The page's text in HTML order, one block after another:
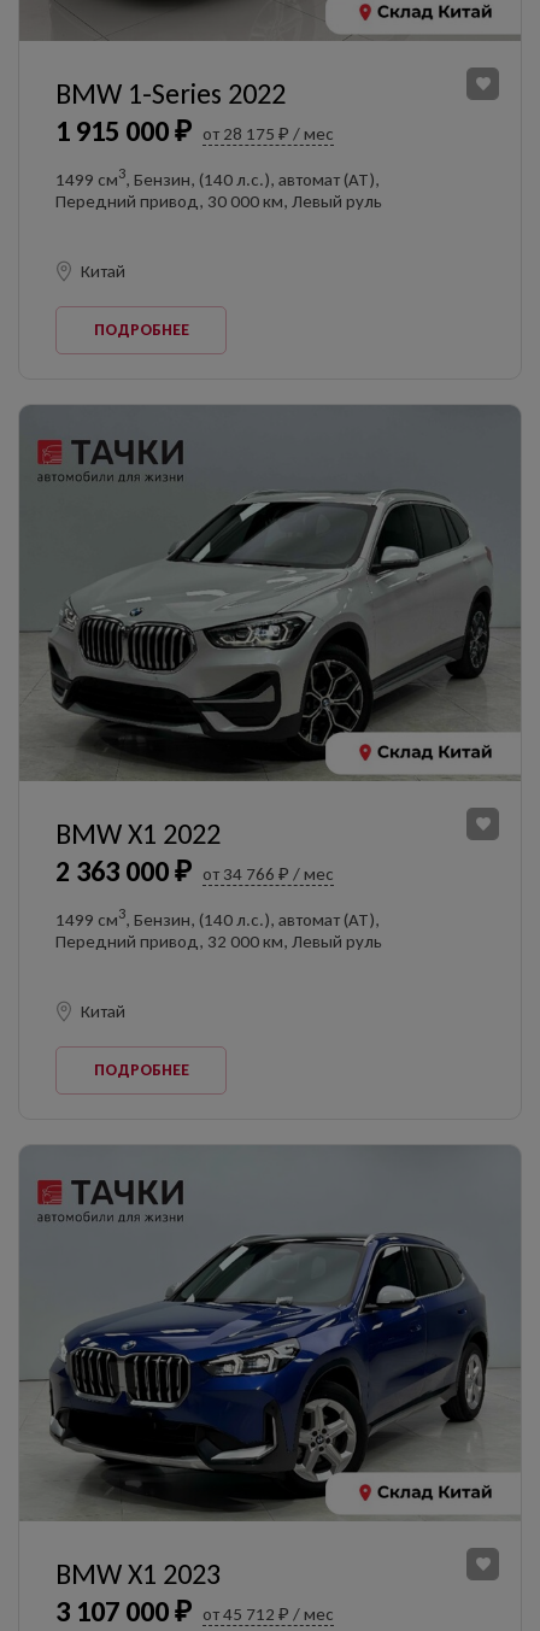
1 915 000 ₽ от 28 175 ₽ / мес
BMW 1-Series 2022
1499 см3, Бензин, (140 л.с.), автомат (AT),
Передний привод, 30 000 км, Левый руль
Китай
ПОДРОБНЕЕ
2 363 000 ₽ от 34 766 ₽ / мес
BMW X1 2022
1499 см3, Бензин, (140 л.с.), автомат (AT),
Передний привод, 32 000 км, Левый руль
Китай
ПОДРОБНЕЕ
3 107 000 ₽ от 45 712 ₽ / мес
BMW X1 2023